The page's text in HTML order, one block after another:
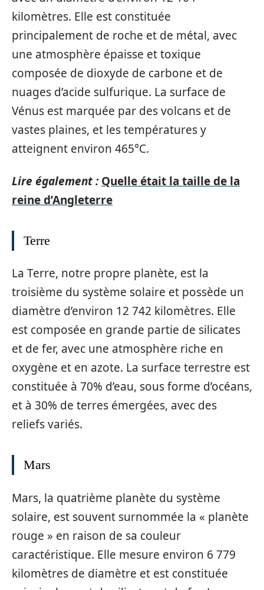
kilomètres. Elle est constituée
principalement de roche et de métal, avec
une atmosphère épaisse et toxique
composée de dioxyde de carbone et de
nuages d’acide sulfurique. La surface de
Vénus est marquée par des volcans et de
vastes plaines, et les températures y
atteignent environ 465°C.
Lire également : Quelle était la taille de la
reine d’Angleterre
Terre
La Terre, notre propre planète, est la
troisième du système solaire et possède un
diamètre d’environ 12 742 kilomètres. Elle
est composée en grande partie de silicates
et de fer, avec une atmosphère riche en
oxygène et en azote. La surface terrestre est
constituée à 70% d’eau, sous forme d’océans,
et à 30% de terres émergées, avec des
reliefs variés.
Mars
Mars, la quatrième planète du système
solaire, est souvent surnommée la « planète
rouge » en raison de sa couleur
caractéristique. Elle mesure environ 6 779
kilomètres de diamètre et est constituée